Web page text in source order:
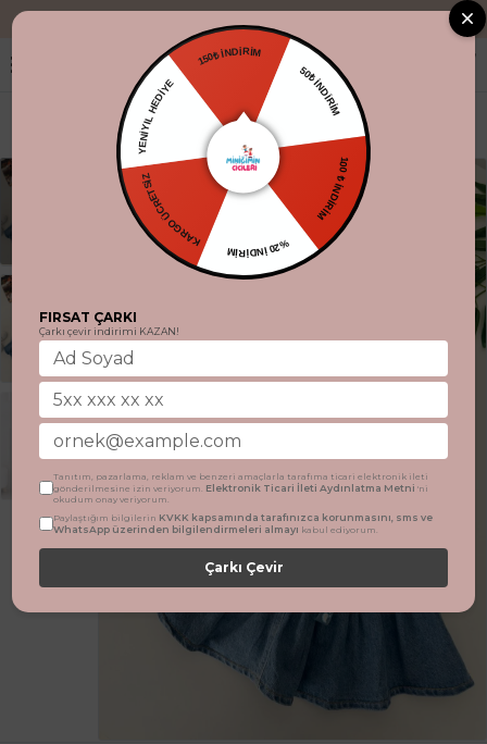
"Aynı gün
150₺ İNDİRİM
50₺ İNDİRİM
100 ₺ İNDİRİM
%20 İNDİRİM
KARGO ÜCRETSİZ
YENİYIL HEDİYE
FIRSAT ÇARKI
Çarkı çevir indirimi KAZAN!
Tanıtım, pazarlama, reklam ve benzeri amaçlarla tarafıma ticari elektronik ileti
gönderilmesine izin veriyorum. Elektronik Ticari İleti Aydınlatma Metni 'ni
okudum onay veriyorum.
Paylaştığım bilgilerin KVKK kapsamında tarafınızca korunmasını, sms ve
WhatsApp üzerinden bilgilendirmeleri almayı kabul ediyorum.
Çarkı Çevir